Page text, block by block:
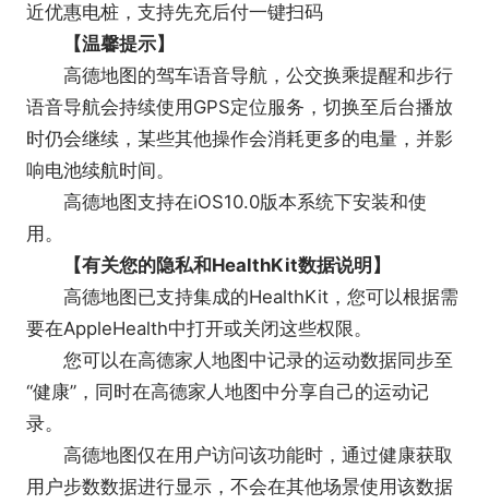
近优惠电桩，支持先充后付一键扫码
【温馨提示】
高德地图的驾车语音导航，公交换乘提醒和步行
语音导航会持续使用GPS定位服务，切换至后台播放
时仍会继续，某些其他操作会消耗更多的电量，并影
响电池续航时间。
高德地图支持在iOS10.0版本系统下安装和使
用。
【有关您的隐私和HealthKit数据说明】
高德地图已支持集成的HealthKit，您可以根据需
要在AppleHealth中打开或关闭这些权限。
您可以在高德家人地图中记录的运动数据同步至
“健康”，同时在高德家人地图中分享自己的运动记
录。
高德地图仅在用户访问该功能时，通过健康获取
用户步数数据进行显示，不会在其他场景使用该数据